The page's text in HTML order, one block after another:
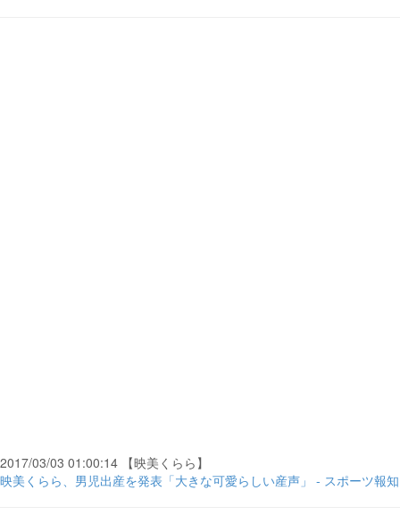
2017/03/03 01:00:14 【映美くらら】
映美くらら、男児出産を発表「大きな可愛らしい産声」 - スポーツ報知